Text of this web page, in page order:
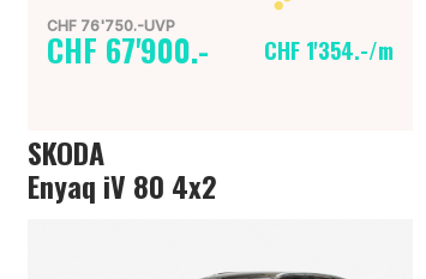
CHF 76'750.-UVP
CHF 67'900.- CHF 1'354.-/m
SKODA
Enyaq iV 80 4x2